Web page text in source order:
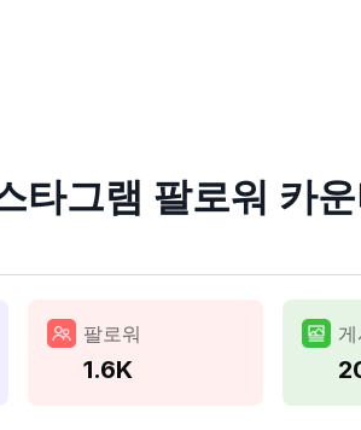
그램 팔로워 카
팔로워
1.6K